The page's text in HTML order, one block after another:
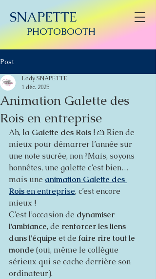
SNAPETTE
PHOTOBOOTH
Post
Animation Galette des
Rois en entreprise
Lady SNAPETTE
1 déc. 2025
Ah, la Galette des Rois ! 🍰 Rien de
mieux pour démarrer l’année sur
une note sucrée, non ?Mais, soyons
honnêtes, une galette c’est bien…
mais une animation Galette des
Rois en entreprise, c’est encore
mieux !
C’est l’occasion de dynamiser
l’ambiance, de renforcer les liens
dans l’équipe et de faire rire tout le
monde (oui, même le collègue
sérieux qui se cache derrière son
ordinateur).